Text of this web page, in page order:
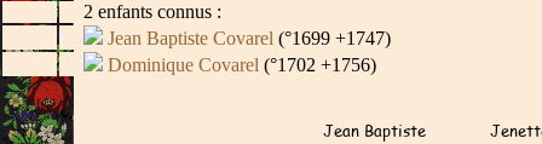
2 enfants connus :
Jean Baptiste Covarel (°1699 +1747)
Dominique Covarel (°1702 +1756)